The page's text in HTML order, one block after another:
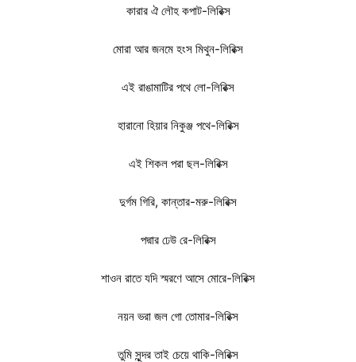
কারার ঐ লৌহ কপাট-লিরিক্স
মোরা আর জনমে হংস মিথুন-লিরিক্স
এই রাঙামাটির পথে লো-লিরিক্স
হারানো হিয়ার নিকুঞ্জ পথে-লিরিক্স
এই শিকল পরা ছল-লিরিক্স
দুর্গম গিরি, কান্তার-মরু-লিরিক্স
পদ্মার ঢেউ রে-লিরিক্স
শাওন রাতে যদি স্মরণে আসে মোরে-লিরিক্স
নয়ন ভরা জল গো তোমার-লিরিক্স
তুমি সুন্দর তাই চেয়ে থাকি-লিরিক্স